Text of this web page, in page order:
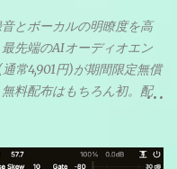
とボーカルの明瞭度を高
先端のAIオーディオエン
常4,901円)が期間限定無償
料配布はもちろん初。配